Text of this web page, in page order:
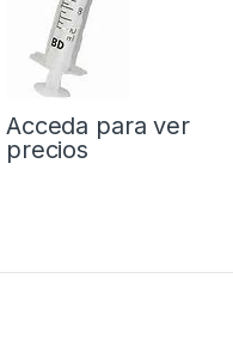
Acceda para ver
precios